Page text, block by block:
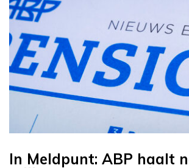
In Meldpunt: ABP haalt